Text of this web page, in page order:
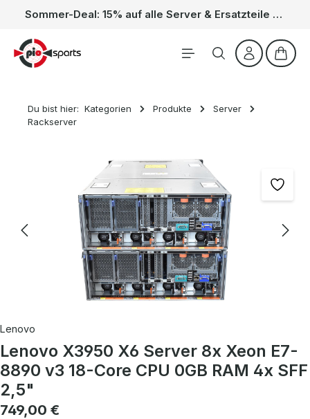
Zum Hauptinhalt springen Sommer-Deal: 15% auf alle Server & Ersatzteile – Kein Code nötig, der Rabatt wird automatisch im Warenkorb abgezogen. Gültig vom 01.06. bis 31.08.
Du bist hier: Kategorien Produkte
Server
Rackserver
Bildergalerie überspringen
Lenovo
Lenovo X3950 X6 Server 8x Xeon E7-
8890 v3 18-Core CPU 0GB RAM 4x SFF
2,5"
Regulärer Preis:
749,00 €